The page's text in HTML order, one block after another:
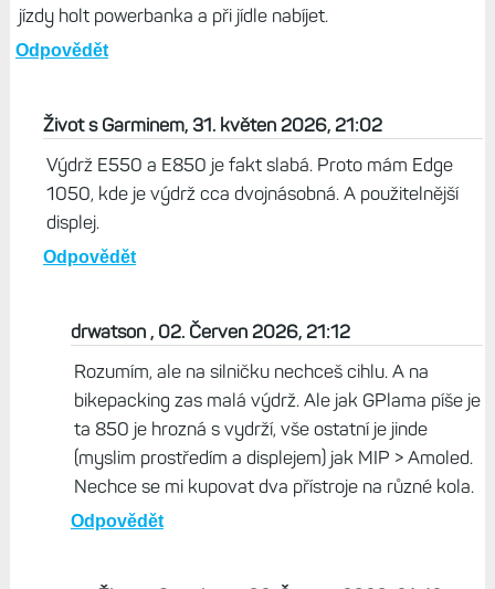
jízdy holt powerbanka a při jídle nabíjet.
Odpovědět
Život s Garminem, 31. květen 2026, 21:02
Výdrž E550 a E850 je fakt slabá. Proto mám Edge
1050, kde je výdrž cca dvojnásobná. A použitelnější
displej.
Odpovědět
drwatson , 02. Červen 2026, 21:12
Rozumím, ale na silničku nechceš cihlu. A na
bikepacking zas malá výdrž. Ale jak GPlama píše je
ta 850 je hrozná s vydrží, vše ostatní je jinde
(myslim prostředím a displejem) jak MIP > Amoled.
Nechce se mi kupovat dva přístroje na různé kola.
Odpovědět